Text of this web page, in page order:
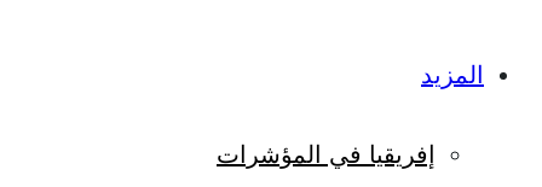
المزيد
إفريقيا في المؤشرات